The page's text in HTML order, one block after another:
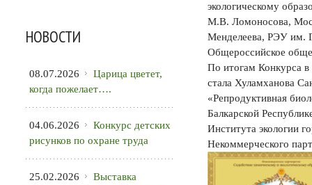
экологическому
М.В. Ломоносова,
Менделеева, РЭУ им.
Общероссийское
По итогам Конкурса
стала Хуламханова
«Репродуктивная
Балкарской
Института экологии
Некоммерческого
НОВОСТИ
08.07.2026
Царица цветет,
когда пожелает….
04.06.2026
Конкурс детских
рисунков по охране труда
25.02.2026
Выставка